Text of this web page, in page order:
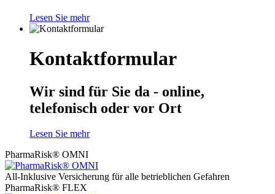
Lesen Sie mehr
Kontaktformular
Wir sind für Sie da - online,
telefonisch oder vor Ort
Lesen Sie mehr
PharmaRisk® OMNI
All-Inklusive Versicherung für alle betrieblichen Gefahren
PharmaRisk® FLEX